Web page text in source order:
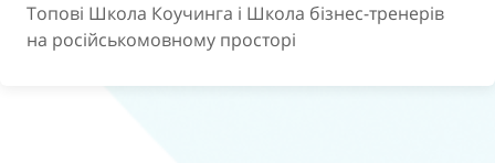
Топові Школа Коучинга і Школа бізнес-тренерів
на російськомовному просторі